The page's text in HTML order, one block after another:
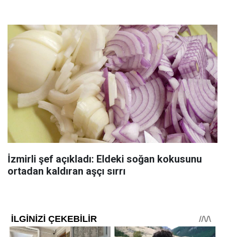
İzmirli şef açıkladı: Eldeki soğan kokusunu
ortadan kaldıran aşçı sırrı